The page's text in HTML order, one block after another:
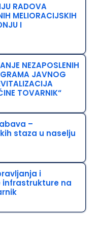
RADOVA
MELIORACIJSKIH
I
NEZAPOSLENIH
JAVNOG
TOVARNIK“
–
staza u naselju
i
infrastrukture na